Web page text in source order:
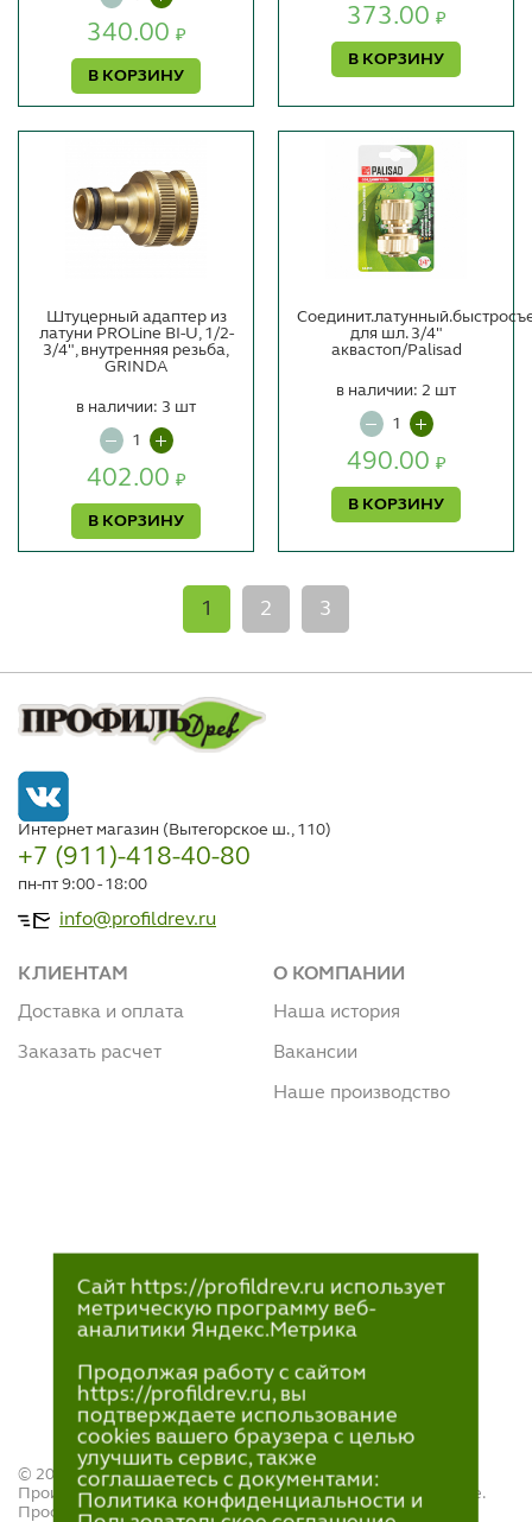
340.00 ₽
В КОРЗИНУ
373.00 ₽
В КОРЗИНУ
Штуцерный адаптер из
латуни PROLine BI-U, 1/2-
3/4", внутренняя резьба,
GRINDA
402.00 ₽
В КОРЗИНУ
в наличии: 3 шт
для шл. 3/4"
аквастоп/Palisad
490.00 ₽
В КОРЗИНУ
в наличии: 2 шт
1 2 3
Интернет магазин (Вытегорское ш., 110)
+7 (911)-418-40-80
пн-пт 9:00 - 18:00
info@profildrev.ru
КЛИЕНТАМ
Доставка и оплата
Заказать расчет
О КОМПАНИИ
Наша история
Вакансии
Наше производство
© 2021—2023
Производство и продажа пиломатериалов в Петрозаводске.
ПрофильДрев.
Сайт https://profildrev.ru использует
метрическую программу веб-
аналитики Яндекс.Метрика
Продолжая работу с сайтом
https://profildrev.ru, вы
подтверждаете использование
cookies вашего браузера с целью
улучшить сервис, также
соглашаетесь с документами:
Политика конфиденциальности и